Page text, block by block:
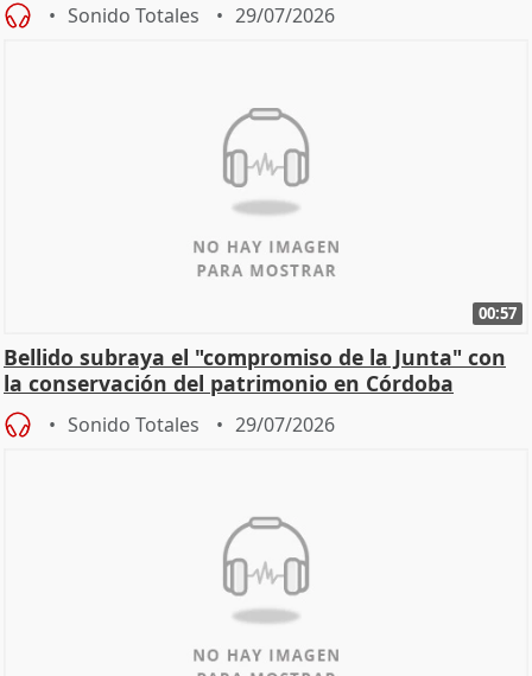
Sonido Totales 29/07/2026
00:57
Bellido subraya el "compromiso de la Junta" con
la conservación del patrimonio en Córdoba
Sonido Totales 29/07/2026